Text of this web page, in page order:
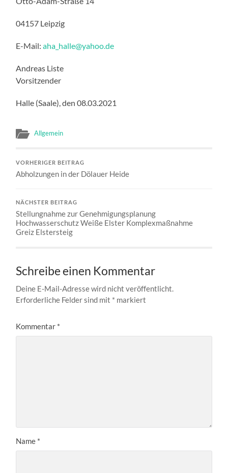
04157 Leipzig
E-Mail:aha_halle@yahoo.de
Andreas Liste
Vorsitzender
Halle (Saale), den 08.03.2021
Allgemein
VORHERIGER BEITRAG
Abholzungen in der Dölauer Heide
NÄCHSTER BEITRAG
Stellungnahme zur Genehmigungsplanung
Hochwasserschutz Weiße Elster Komplexmaßnahme
Greiz Elstersteig
Schreibe einen Kommentar
Deine E-Mail-Adresse wird nicht veröffentlicht.
Erforderliche Felder sind mit * markiert
Kommentar *
Name *